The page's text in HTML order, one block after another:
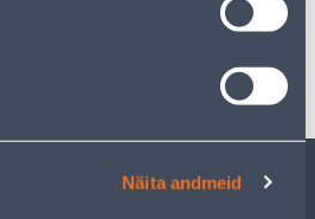
Näita andmeid